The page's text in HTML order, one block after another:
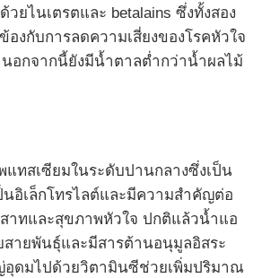
ยไนเตรตและ betalains ซึ่งทั้งสอง
องกับการลดความเสี่ยงของโรคหัวใจ
นอกจากนี้ยังมีน้ำตาลต่ำกว่าน้ำผลไม้
แทสเซียมในระดับปานกลางซึ่งเป็น
อิเล็กโทรไลต์และมีความสำคัญต่อ
าทและสุขภาพหัวใจ ปกติแล้วน้ำแอ
สายพันธุ์และมีสารต้านอนุมูลอิสระ
อุดมไปด้วยวิตามินซีช่วยเพิ่มปริมาณ